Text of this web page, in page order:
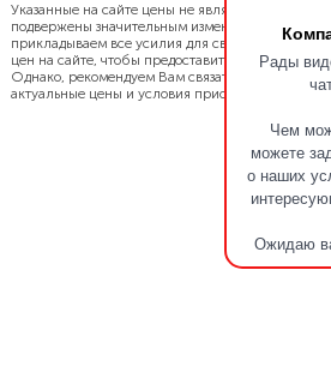
Рады
Чем
можете
о наших
Ожидаю
Указанные на сайте цены не являются
подвержены значительным изменениям в связи
прикладываем все усилия для своевременной
цен на сайте, чтобы предоставить Вам
Однако, рекомендуем Вам связаться с нами
актуальные цены и условия приобретения.